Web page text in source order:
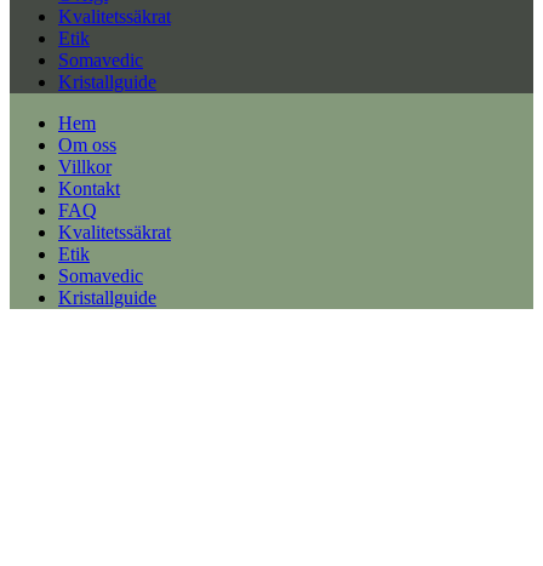
Kvalitetssäkrat
Etik
Somavedic
Kristallguide
Hem
Om oss
Villkor
Kontakt
FAQ
Kvalitetssäkrat
Etik
Somavedic
Kristallguide